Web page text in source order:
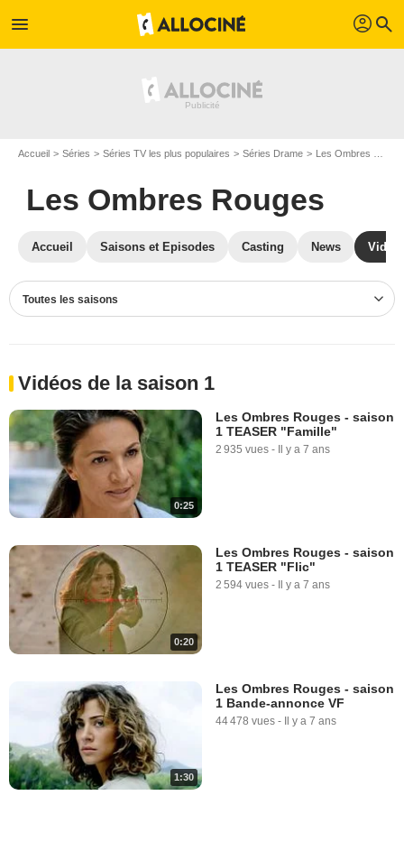
menu profil search
Accueil Séries Séries TV les plus populaires Séries Drame Les Ombres Rouges
Les Ombres Rouges
Accueil Saisons et Episodes Casting News
Toutes les saisons
Vidéos de la saison 1
0:25
Les Ombres Rouges - saison
1 TEASER "Famille"
2 935 vues - Il y a 7 ans
0:20
Les Ombres Rouges - saison
1 TEASER "Flic"
2 594 vues - Il y a 7 ans
1:30
Les Ombres Rouges - saison
1 Bande-annonce VF
44 478 vues - Il y a 7 ans